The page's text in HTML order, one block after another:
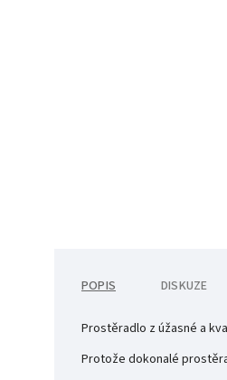
POPIS DISKUZE
Prostěradlo z úžasné a
Protože dokonalé